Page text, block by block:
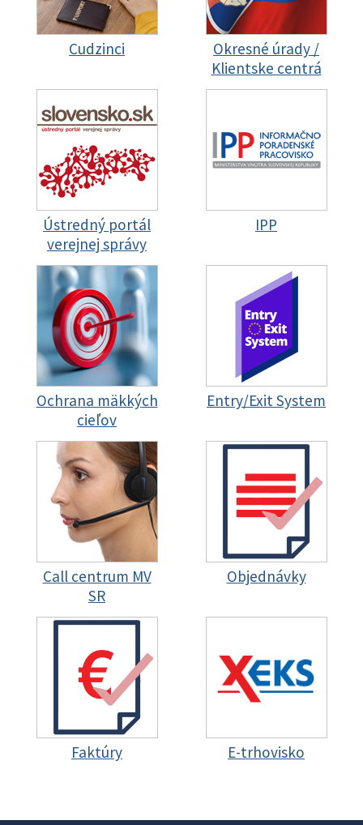
Cudzinci
Okresné úrady /
Klientske centrá
Ústredný portál
verejnej správy
IPP
Ochrana mäkkých
cieľov
Entry/Exit System
Call centrum MV
SR
Objednávky
Faktúry E-trhovisko